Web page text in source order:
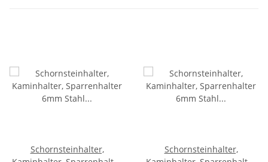
Schornsteinhalter,
Schornsteinhalter,